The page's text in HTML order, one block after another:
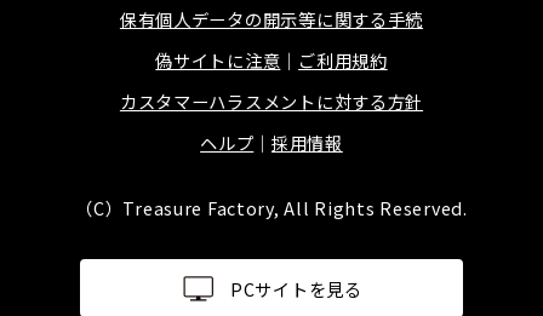
保有個人データの開示等に関する手続
偽サイトに注意
ご利用規約
カスタマーハラスメントに対する方針
ヘルプ
採用情報
（C）Treasure Factory, All Rights Reserved.
PCサイトを見る